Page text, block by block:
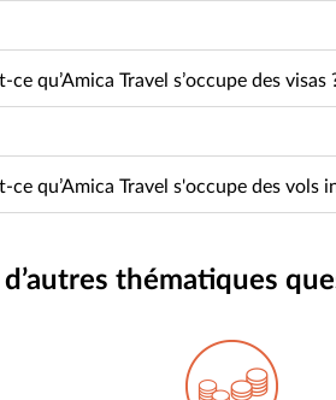
ce qu’Amica Travel s’occupe des visas
ce qu’Amica Travel s'occupe des vols
thématiques